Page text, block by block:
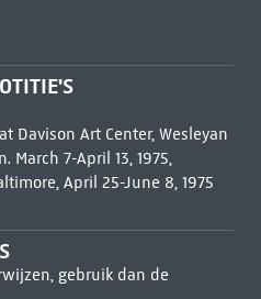
Davison Art Center, Wesleyan
March 7-April 13, 1975,
April 25-June 8, 1975
gebruik dan de